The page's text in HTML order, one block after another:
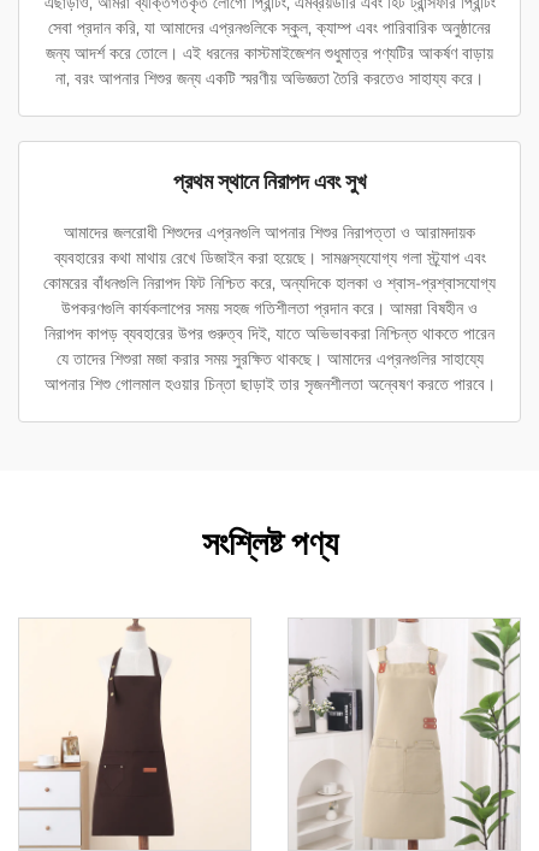
সেবা প্রদান করি, যা আমাদের এপ্রনগুলিকে স্কুল, ক্যাম্প এবং পারিবারিক অনুষ্ঠানের
জন্য আদর্শ করে তোলে। এই ধরনের কাস্টমাইজেশন শুধুমাত্র পণ্যটির আকর্ষণ বাড়ায়
না, বরং আপনার শিশুর জন্য একটি স্মরণীয় অভিজ্ঞতা তৈরি করতেও সাহায্য করে।
প্রথম স্থানে নিরাপদ এবং সুখ
আমাদের জলরোধী শিশুদের এপ্রনগুলি আপনার শিশুর নিরাপত্তা ও আরামদায়ক
ব্যবহারের কথা মাথায় রেখে ডিজাইন করা হয়েছে। সামঞ্জস্যযোগ্য গলা স্ট্র্যাপ এবং
কোমরের বাঁধনগুলি নিরাপদ ফিট নিশ্চিত করে, অন্যদিকে হালকা ও শ্বাস-প্রশ্বাসযোগ্য
উপকরণগুলি কার্যকলাপের সময় সহজ গতিশীলতা প্রদান করে। আমরা বিষহীন ও
নিরাপদ কাপড় ব্যবহারের উপর গুরুত্ব দিই, যাতে অভিভাবকরা নিশ্চিন্ত থাকতে পারেন
যে তাদের শিশুরা মজা করার সময় সুরক্ষিত থাকছে। আমাদের এপ্রনগুলির সাহায্যে
আপনার শিশু গোলমাল হওয়ার চিন্তা ছাড়াই তার সৃজনশীলতা অন্বেষণ করতে পারবে।
সংশ্লিষ্ট পণ্য